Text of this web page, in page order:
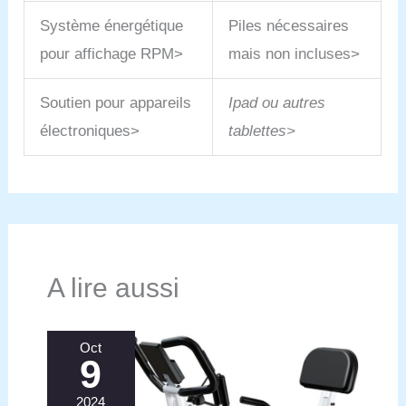
minutes grâce à la vidéo et à la notice fournies. Il
bénéficie d’une garantie de 2 ans, incluant le
service client réactif vous accompagne avec des
solutions claires et un support personnalisé pour
Personen von 150 cm bis 175 cm.
Produktabmessungen: 80 L x 44 B x 114 H cm |
Produktgewicht: 14.3 kg. [Sorgenfreier
Zusätzlich bieten wir 12 Monate Garantie. Bei
Team jederzeit schnell und zuverlässig zur
Verfügung.
Système énergétique
pour affichage RPM>
Piles nécessaires
mais non incluses>
Soutien pour appareils
électroniques>
Ipad ou autres
tablettes>
A lire aussi
Oct
9
2024